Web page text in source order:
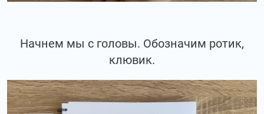
Начнем мы с головы. Обозначим ротик,
клювик.